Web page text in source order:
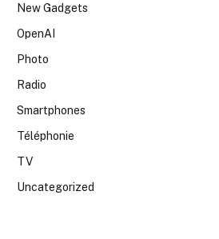
New Gadgets
OpenAI
Photo
Radio
Smartphones
Téléphonie
TV
Uncategorized